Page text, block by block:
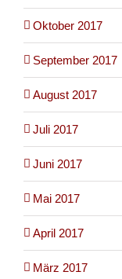
Oktober 2017
September 2017
August 2017
Juli 2017
Juni 2017
Mai 2017
April 2017
März 2017